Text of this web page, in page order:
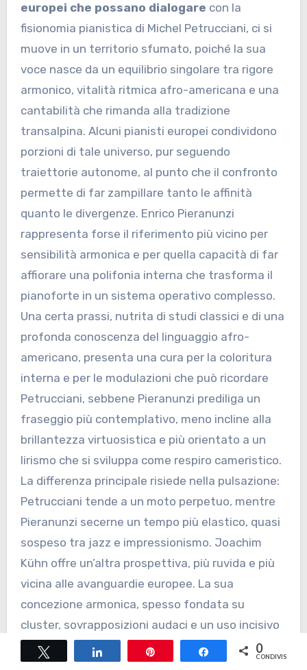
europei che possano dialogare con la
fisionomia pianistica di Michel Petrucciani, ci si
muove in un territorio sfumato, poiché la sua
voce nasce da un equilibrio singolare tra rigore
armonico, vitalità ritmica afro-americana e una
cantabilità che rimanda alla tradizione
transalpina. Alcuni pianisti europei condividono
porzioni di tale universo, pur seguendo
traiettorie autonome, al punto che il confronto
permette di far zampillare tanto le affinità
quanto le divergenze. Enrico Pieranunzi
rappresenta forse il riferimento più vicino per
sensibilità armonica e per quella capacità di far
affiorare una polifonia interna che trasforma il
pianoforte in un sistema operativo complesso.
Una certa prassi, nutrita di studi classici e di una
profonda conoscenza del linguaggio afro-
americano, presenta una cura per la coloritura
interna e per le modulazioni che può ricordare
Petrucciani, sebbene Pieranunzi prediliga un
fraseggio più contemplativo, meno incline alla
brillantezza virtuosistica e più orientato a un
lirismo che si sviluppa come respiro cameristico.
La differenza principale risiede nella pulsazione:
Petrucciani tende a un moto perpetuo, mentre
Pieranunzi secerne un tempo più elastico, quasi
sospeso tra jazz e impressionismo. Joachim
Kühn offre un’altra prospettiva, più ruvida e più
vicina alle avanguardie europee. La sua
concezione armonica, spesso fondata su
cluster, sovrapposizioni audaci e un uso incisivo
della dissonanza, si colloca lontano dalla
cantabilità di Petrucciani, ma condivide con lui la
Share 0
CONDIVISIONI